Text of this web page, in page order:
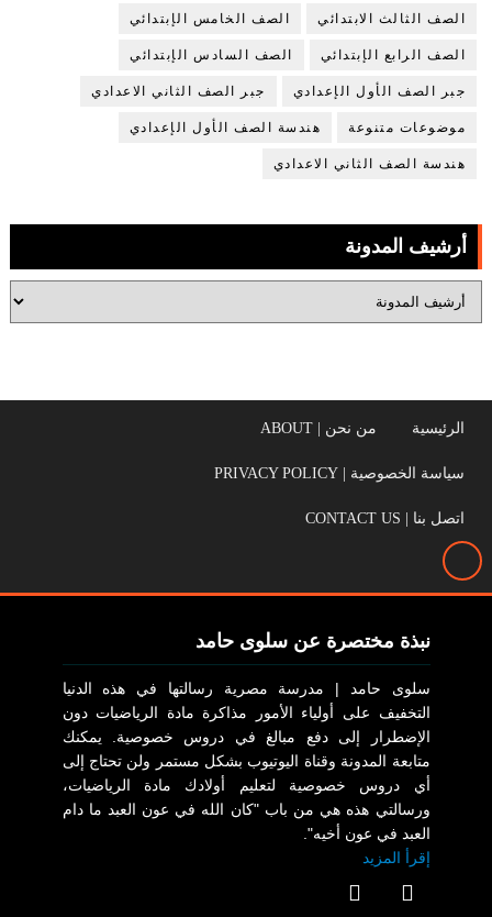
الصف الثالث الابتدائي الصف الخامس الإبتدائي
الصف الرابع الإبتدائي الصف السادس الإبتدائي
جبر الصف الأول الإعدادي جبر الصف الثاني الاعدادي
موضوعات متنوعة هندسة الصف الأول الإعدادي
هندسة الصف الثاني الاعدادي
أرشيف المدونة
الرئيسية من نحن | ABOUT
سياسة الخصوصية | PRIVACY POLICY
اتصل بنا | CONTACT US
نبذة مختصرة عن سلوى حامد
سلوى حامد | مدرسة مصرية رسالتها في هذه الدنيا
التخفيف على أولياء الأمور مذاكرة مادة الرياضيات دون
الإضطرار إلى دفع مبالغ في دروس خصوصية. يمكنك
متابعة المدونة وقناة اليوتيوب بشكل مستمر ولن تحتاج إلى
أي دروس خصوصية لتعليم أولادك مادة الرياضيات،
ورسالتي هذه هي من باب "كان الله في عون العبد ما دام
العبد في عون أخيه".
إقرأ المزيد